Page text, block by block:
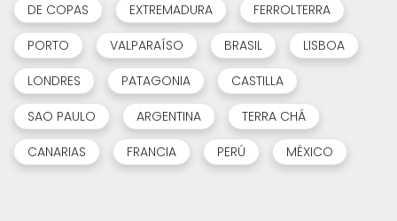
DE COPAS
EXTREMADURA
FERROLTERRA
PORTO
VALPARAÍSO BRASIL
LISBOA
LONDRES
PATAGONIA
CASTILLA
SAO PAULO
ARGENTINA
TERRA CHÁ
CANARIAS
FRANCIA PERÚ MÉXICO